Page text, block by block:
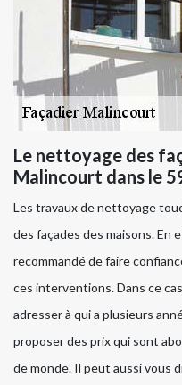
Le nettoyage des
Malincourt dans le
Les travaux de nettoyage
des façades des maisons.
recommandé de faire
ces interventions. Dans ce
adresser à qui a plusieurs
proposer des prix qui sont
de monde. Il peut aussi vous